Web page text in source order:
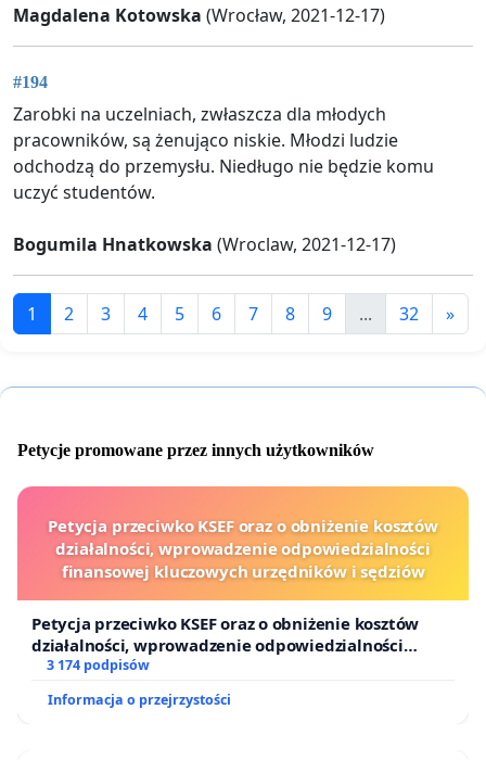
Magdalena Kotowska (Wrocław, 2021-12-17)
#194
Zarobki na uczelniach, zwłaszcza dla młodych
pracowników, są żenująco niskie. Młodzi ludzie
odchodzą do przemysłu. Niedługo nie będzie komu
uczyć studentów.
Bogumila Hnatkowska (Wroclaw, 2021-12-17)
1 2 3 4 5 6 7 8 9 ... 32 »
Petycje promowane przez innych użytkowników
Petycja przeciwko KSEF oraz o obniżenie kosztów
działalności, wprowadzenie odpowiedzialności
finansowej kluczowych urzędników i sędziów
Petycja przeciwko KSEF oraz o obniżenie kosztów
działalności, wprowadzenie odpowiedzialności
finansowej kluczowych urzędników i sędziów
3 174 podpisów
Informacja o przejrzystości